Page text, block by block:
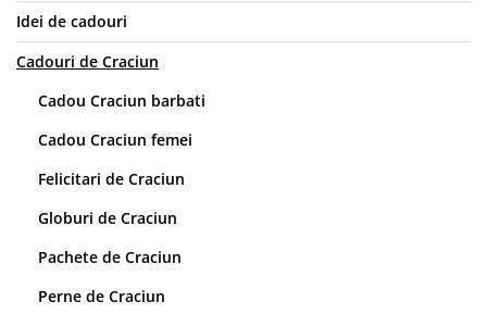
Idei de cadouri
Cadouri de Craciun
Cadou Craciun barbati
Cadou Craciun femei
Felicitari de Craciun
Globuri de Craciun
Pachete de Craciun
Perne de Craciun